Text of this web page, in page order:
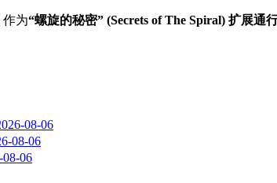
作为“螺旋的秘密” (Secrets of The Spiral) 扩展通
08-06
08-06
08-06